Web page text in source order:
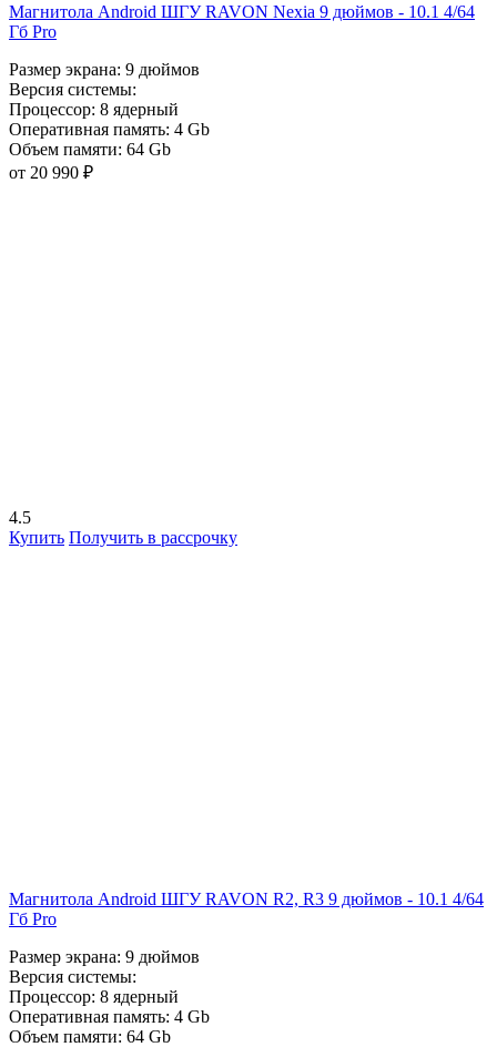
Магнитола Android ШГУ RAVON Nexia 9 дюймов - 10.1 4/64
Гб Pro
Размер экрана: 9 дюймов
Версия системы:
Процессор: 8 ядерный
Оперативная память: 4 Gb
Объем памяти: 64 Gb
от 20 990 ₽
4.5
Купить Получить в рассрочку
Магнитола Android ШГУ RAVON R2, R3 9 дюймов - 10.1 4/64
Гб Pro
Размер экрана: 9 дюймов
Версия системы:
Процессор: 8 ядерный
Оперативная память: 4 Gb
Объем памяти: 64 Gb